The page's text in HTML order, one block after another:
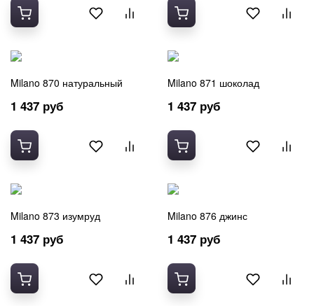
Milano 870 натуральный
1 437 руб
Milano 871 шоколад
1 437 руб
Milano 873 изумруд
1 437 руб
Milano 876 джинс
1 437 руб